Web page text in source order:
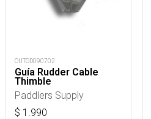
OUTOD090702
Guía Rudder Cable
Thimble
Paddlers Supply
$ 1.990